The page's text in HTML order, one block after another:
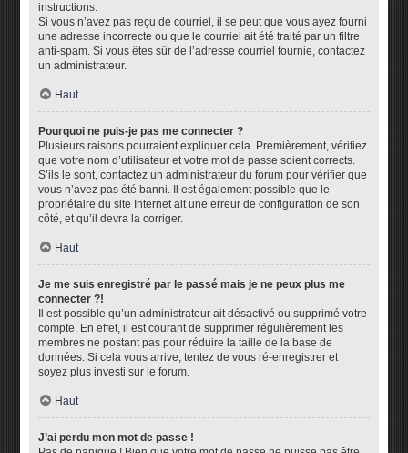
instructions.
Si vous n’avez pas reçu de courriel, il se peut que vous ayez fourni
une adresse incorrecte ou que le courriel ait été traité par un filtre
anti-spam. Si vous êtes sûr de l’adresse courriel fournie, contactez
un administrateur.
Haut
Pourquoi ne puis-je pas me connecter ?
Plusieurs raisons pourraient expliquer cela. Premièrement, vérifiez
que votre nom d’utilisateur et votre mot de passe soient corrects.
S’ils le sont, contactez un administrateur du forum pour vérifier que
vous n’avez pas été banni. Il est également possible que le
propriétaire du site Internet ait une erreur de configuration de son
côté, et qu’il devra la corriger.
Haut
Je me suis enregistré par le passé mais je ne peux plus me
connecter ?!
Il est possible qu’un administrateur ait désactivé ou supprimé votre
compte. En effet, il est courant de supprimer régulièrement les
membres ne postant pas pour réduire la taille de la base de
données. Si cela vous arrive, tentez de vous ré-enregistrer et
soyez plus investi sur le forum.
Haut
J’ai perdu mon mot de passe !